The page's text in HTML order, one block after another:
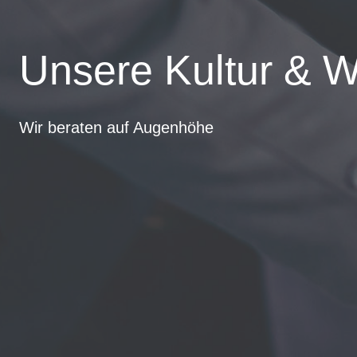
Unsere Kultur &
Wir beraten auf Augenhöhe